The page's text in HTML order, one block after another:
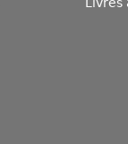
Livres